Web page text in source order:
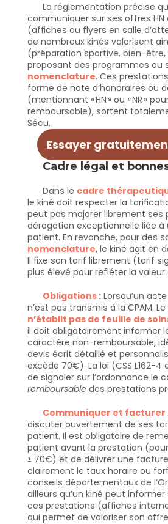
La réglementation précise
communiquer sur ses offres HN
(affiches ou flyers en salle
de nombreux kinés valorisent
(préparation sportive, bien-
proposant des programmes ou
nomenclature. Ces
forme de note d’honoraires ou
(mentionnant « HN » ou « NR »
remboursable), sortent
Sécu.
Essayer
Cadre légal et
Dans le cadre
le kiné doit respecter la
peut pas majorer librement ses
dérogation exceptionnelle liée à
patient. En revanche, pour des
nomenclature, le kiné agit en
Il fixe son tarif librement (tarif
plus élevé pour refléter la
Obligations : Lorsqu’un
n’établit pas de feuille de
il doit obligatoirement informer
caractère non-remboursable,
devis écrit détaillé et
excède 70€). La loi (CSS L162-4
de signaler sur l’ordonnance le
remboursable des prestations
Communiquer et facturer
discuter ouvertement de ses
patient. Il est obligatoire de
patient avant la prestation
≥ 70€) et de délivrer une
clairement le taux horaire ou
conseils départementaux de
ailleurs qu’un kiné peut
ces prestations (affiches
qui permet de valoriser son